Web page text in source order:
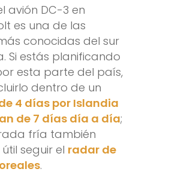
avión DC-3 en
es una de las
conocidas del sur
Si estás planificando
esta parte del país,
dentro de un
4 días por Islandia
de 7 días día a día;
fría también
seguir el radar de
.